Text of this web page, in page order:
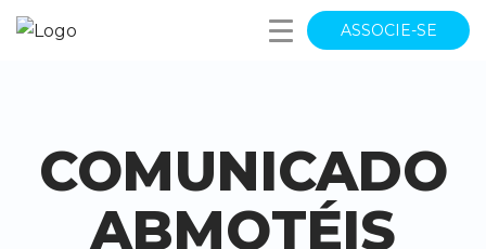
ASSOCIE-SE
COMUNICADO
ABMOTÉIS